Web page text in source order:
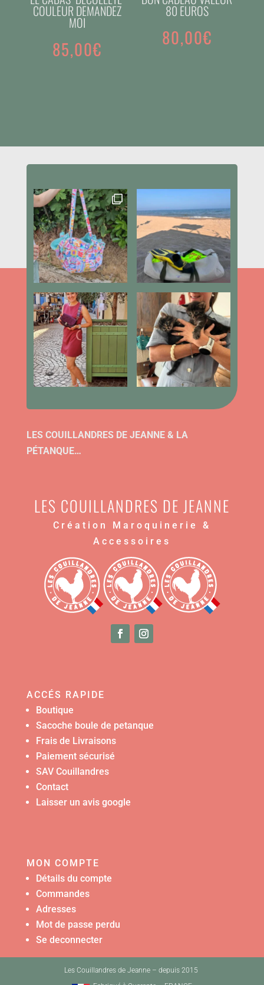
COULEUR DEMANDEZ
MOI
85,00€
80 EUROS
80,00€
LES COUILLANDRES DE JEANNE & LA
PÉTANQUE…
LES COUILLANDRES DE JEANNE
Création Maroquinerie &
Accessoires
ACCÉS RAPIDE
Boutique
Sacoche boule de petanque
Frais de Livraisons
Paiement sécurisé
SAV Couillandres
Contact
Laisser un avis google
MON COMPTE
Détails du compte
Commandes
Adresses
Mot de passe perdu
Se deconnecter
Les Couillandres de Jeanne – depuis 2015